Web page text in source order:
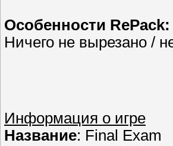
Особенности RePack:
Ничего не вырезано /
Информация о игре
Название: Final Exam